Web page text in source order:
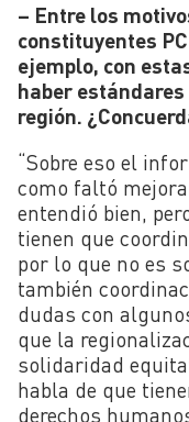
– Entre los
constituyentes
ejemplo, con
haber
región.
“Sobre eso el
como faltó
entendió bien,
tienen que
por lo que no es
también
dudas con
que la
solidaridad
habla de que
derechos